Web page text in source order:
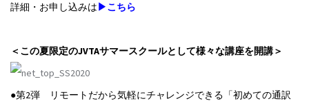
詳細・お申し込みは▶こちら
＜この夏限定のJVTAサマースクールとして様々な講座を開講＞
●第2弾 リモートだから気軽にチャレンジできる「初めての通訳